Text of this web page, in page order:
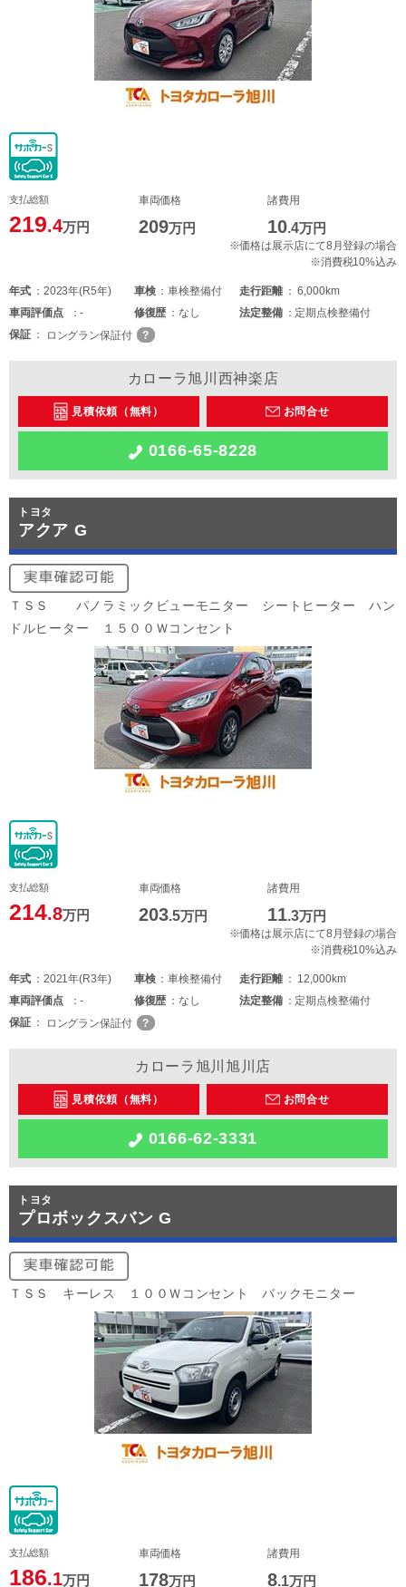
支払総額
219.4万円
車両価格
209万円
諸費用
10.4万円
※価格は展示店にて8月登録の場合
※消費税10%込み
年式 2023年(R5年) 車検 車検整備付 走行距離
6,000km
車両評価点 - 修復歴 なし 法定整備
定期点検整備付
保証
ロングラン保証付
カローラ旭川西神楽店
見積依頼（無料） お問合せ
0166-65-8228
トヨタ
アクア G
ＴＳＳ パノラミックビューモニター シートヒーター ハン
ドルヒーター １５００Ｗコンセント
支払総額
214.8万円
車両価格
203.5万円
諸費用
11.3万円
※価格は展示店にて8月登録の場合
※消費税10%込み
年式 2021年(R3年) 車検 車検整備付 走行距離
12,000km
車両評価点 - 修復歴 なし 法定整備
定期点検整備付
保証
ロングラン保証付
カローラ旭川旭川店
見積依頼（無料） お問合せ
0166-62-3331
トヨタ
プロボックスバン G
ＴＳＳ キーレス １００Ｗコンセント バックモニター
支払総額
186.1万円
車両価格
178万円
諸費用
8.1万円